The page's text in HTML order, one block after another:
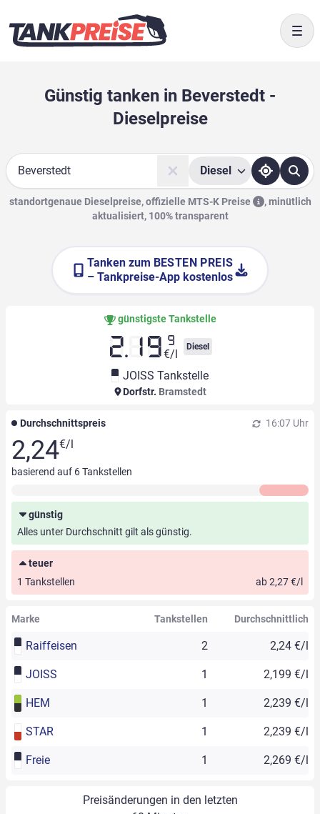
Günstig tanken in Beverstedt -
Dieselpreise
Suche
Diesel
standortgenaue Dieselpreise, offizielle MTS-K Preise ,minütlich
aktualisiert, 100% transparent
Tanken zum BESTEN PREIS
– Tankpreise-App kostenlos
günstigste Tankstelle
2.19 9
€/l
Diesel
JOISS Tankstelle
Dorfstr. Bramstedt
Durchschnittspreis 16:07 Uhr
2,24€/l
basierend auf 6Tankstellen
günstig
Alles unter Durchschnitt gilt als günstig.
teuer
1 Tankstellen
ab 2,27 €/l
Marke Tankstellen Durchschnittlich
Raiffeisen 2 2,24 €/l
JOISS 1 2,199 €/l
HEM 1 2,239 €/l
STAR 1 2,239 €/l
Freie 1 2,269 €/l
Preisänderungen in den letzten